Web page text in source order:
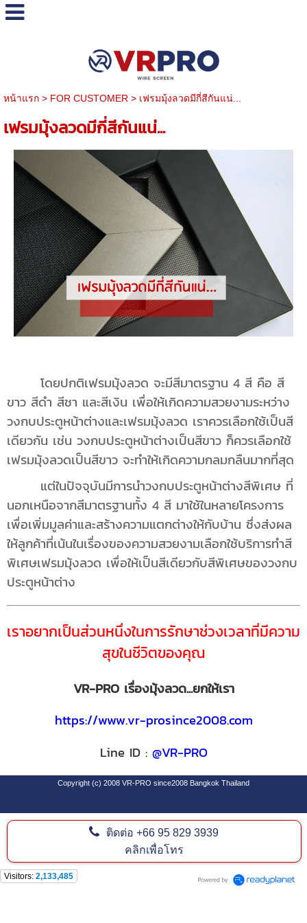
หน้าแรก> FOR CUSTOMER > เฟรมมุ้งลวดมีกี่สีกันแน่...
เฟรมมุ้งลวดมีกี่สีกันแน่...
โดยปกติเฟรมมุ้งลวด จะมีสีมาตรฐาน 4 สี คือ สี
ขาว สีดำ สีชา และสีเงิน เพื่อให้เกิดความสวยงามระหว่าง
วงกบประตูหน้าต่างและเฟรมมุ้งลวด เราควรเลือกใช้เป็นสี
เดียวกัน เช่น วงกบประตูหน้าต่างเป็นสีขาว ก็ควรเลือกใช้
เฟรมมุ้งลวดเป็นสีขาว จะทำให้เกิดความกลมกลืนมากที่สุด
แต่ในปัจจุบันมีการนำวงกบประตูหน้าต่างสีพิเศษ ที่
นอกเหนือจากสีมาตรฐานทั้ง 4 สี มาใช้ในหลายโครงการ
เพื่อเพิ่มมูลค่าและสร้างความแตกต่างให้กับบ้าน ซึ่งส่งผล
ให้ลูกค้าที่เน้นในเรื่องของความสวยงามเลือกใช้บริการทำสี
พิเศษเฟรมมุ้งลวด เพื่อให้เป็นสีเดียวกับสีพิเศษของวงกบ
ประตูหน้าต่าง
เราอยากเป็นส่วนหนึ่งในการรักษาช่วงเวลาที่มีความ
สุขในชีวิตของคุณ
VR-PRO เรื่องมุ้งลวด...ยกให้เรา
https://www.vr-prosince2008.com
Line ID : @VR-PRO
Copyright (c) 2008 VR-PRO since2008 Bangkok Thailand
SEO By Software Design Center Co.,Ltd
www.goforwardweb.com
ติดต่อ+66 95 829 3939
คลิกเพื่อโทร
Visitors: 2,133,485